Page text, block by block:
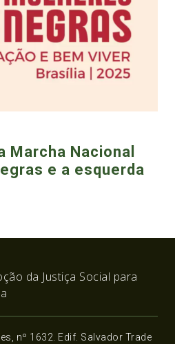
Marcha Nacional
e a esquerda
da Justiça Social para
nº 1632. Edif. Salvador Trade